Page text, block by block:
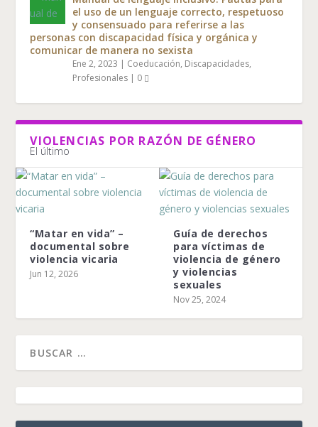
el uso de un lenguaje correcto, respetuoso
y consensuado para referirse a las
personas con discapacidad física y orgánica y
comunicar de manera no sexista
Ene 2, 2023 | Coeducación, Discapacidades,
Profesionales | 0
VIOLENCIAS POR RAZÓN DE GÉNERO
El último
“Matar en vida” –
documental sobre
violencia vicaria
Jun 12, 2026
Guía de derechos
para víctimas de
violencia de género
y violencias
sexuales
Nov 25, 2024